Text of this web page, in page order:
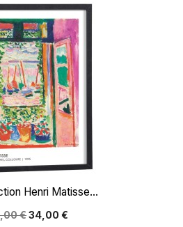
rapide
Henri Matisse...
€34,00 €